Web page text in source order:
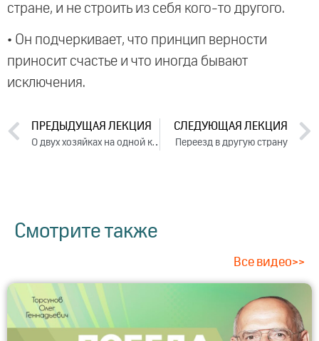
стране, и не строить из себя кого-то другого.
• Он подчеркивает, что принцип верности
приносит счастье и что иногда бывают
исключения.
ПРЕДЫДУЩАЯ ЛЕКЦИЯ
О двух хозяйках на одной кухне
СЛЕДУЮЩАЯ ЛЕКЦИЯ
Переезд в другую страну
Смотрите также
Все видео>>